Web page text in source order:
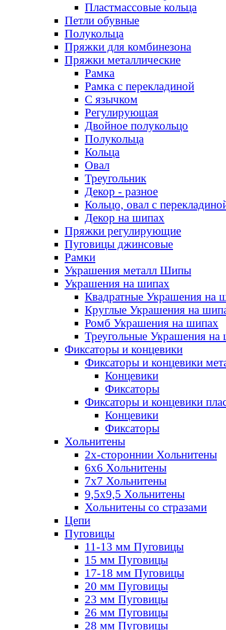
Пластмассовые кольца
Петли обувные
Полукольца
Пряжки для комбинезона
Пряжки металлические
Рамка
Рамка с перекладиной
С язычком
Регулирующая
Двойное полукольцо
Полукольца
Кольца
Овал
Треугольник
Декор - разное
Кольцо, овал с
Декор на шипах
Пряжки регулирующие
Пуговицы джинсовые
Рамки
Украшения металл Шипы
Украшения на шипах
Квадратные Украшения на
Круглые Украшения на
Ромб Украшения на шипах
Треугольные Украшения на
Фиксаторы и концевики
Фиксаторы и концевики
Концевики
Фиксаторы
Фиксаторы и концевики
Концевики
Фиксаторы
Хольнитены
2х-стороннии Хольнитены
6х6 Хольнитены
7х7 Хольнитены
9,5х9,5 Хольнитены
Хольнитены со стразами
Цепи
Пуговицы
11-13 мм Пуговицы
15 мм Пуговицы
17-18 мм Пуговицы
20 мм Пуговицы
23 мм Пуговицы
26 мм Пуговицы
28 мм Пуговицы